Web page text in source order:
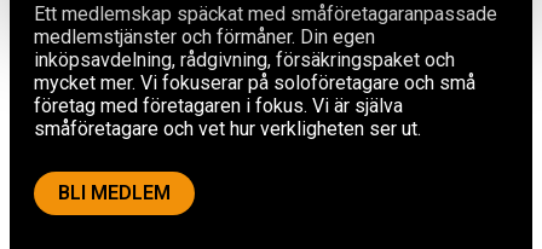
Ett medlemskap späckat med småföretagaranpassade
medlemstjänster och förmåner. Din egen
inköpsavdelning, rådgivning, försäkringspaket och
mycket mer. Vi fokuserar på soloföretagare och små
företag med företagaren i fokus. Vi är själva
småföretagare och vet hur verkligheten ser ut.
BLI MEDLEM